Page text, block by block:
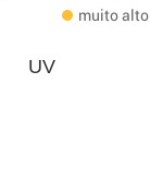
muito alto
UV